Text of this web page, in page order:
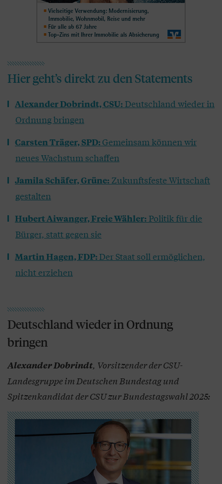
Hier geht’s direkt zu den Statements
Alexander Dobrindt, CSU: Deutschland wieder in
Ordnung bringen
Carsten Träger, SPD: Gemeinsam können wir
neues Wachstum schaffen
Jamila Schäfer, Grüne: Zukunftsfeste Wirtschaft
gestalten
Hubert Aiwanger, Freie Wähler: Politik für die
Bürger, statt gegen sie
Martin Hagen, FDP:Der Staat soll ermöglichen,
nicht erziehen
Deutschland wieder in Ordnung
bringen
Alexander Dobrindt, Vorsitzender der CSU-
Landesgruppe im Deutschen Bundestag und
Spitzenkandidat der CSU zur Bundestagswahl 2025: